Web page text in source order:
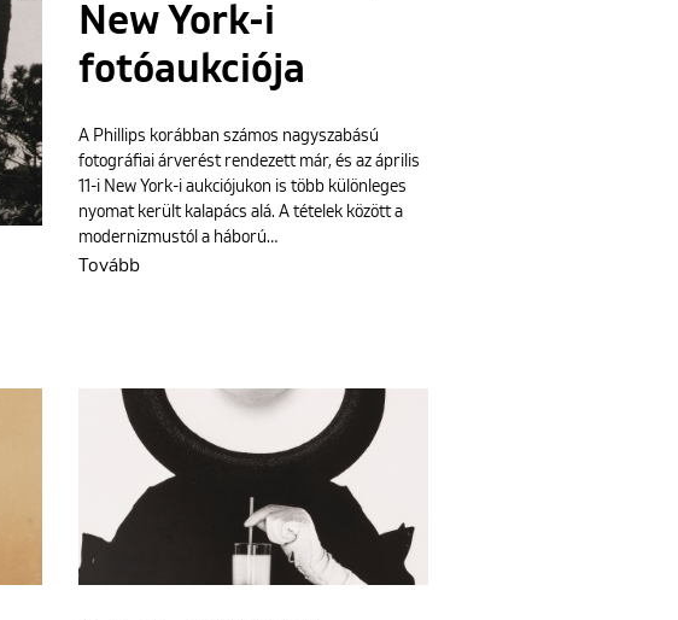
New York-i
fotóaukciója
A Phillips korábban számos nagyszabású
fotográfiai árverést rendezett már, és az április
11-i New York-i aukciójukon is több különleges
nyomat került kalapács alá. A tételek között a
modernizmustól a háború…
Tovább